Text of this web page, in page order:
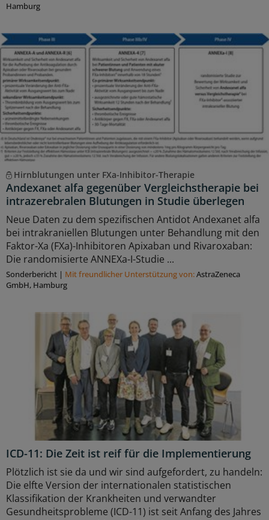
Hamburg
Hirnblutungen unter FXa-Inhibitor-Therapie
Andexanet alfa gegenüber Vergleichstherapie bei
intrazerebralen Blutungen in Studie überlegen
Neue Daten zu dem spezifischen Antidot Andexanet alfa
bei intrakraniellen Blutungen unter Behandlung mit den
Faktor-Xa (FXa)-Inhibitoren Apixaban und Rivaroxaban:
Die randomisierte ANNEXa-I-Studie ...
Sonderbericht | Mit freundlicher Unterstützung von:AstraZeneca
GmbH, Hamburg
ICD-11: Die Zeit ist reif für die Implementierung
Plötzlich ist sie da und wir sind aufgefordert, zu handeln:
Die elfte Version der internationalen statistischen
Klassifikation der Krankheiten und verwandter
Gesundheitsprobleme (ICD-11) ist seit Anfang des Jahres